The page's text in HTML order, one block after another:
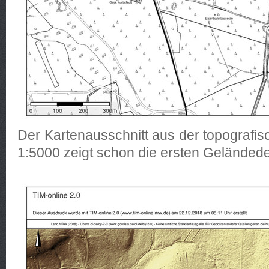
Der Kartenausschnitt aus der
1:5000 zeigt schon die ersten